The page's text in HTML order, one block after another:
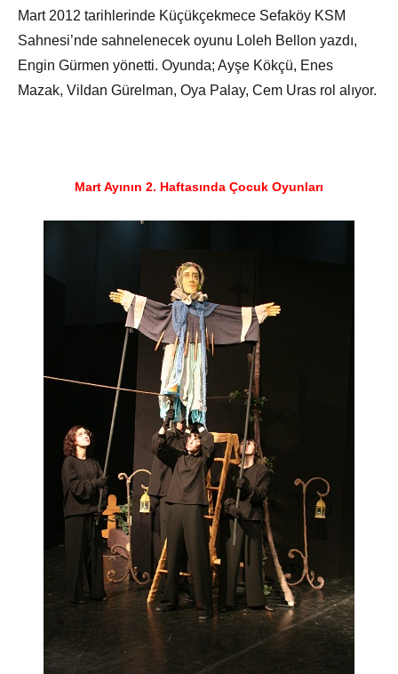
Mart 2012 tarihlerinde Küçükçekmece Sefaköy KSM
Sahnesi’nde sahnelenecek oyunu Loleh Bellon yazdı,
Engin Gürmen yönetti. Oyunda; Ayşe Kökçü, Enes
Mazak, Vildan Gürelman, Oya Palay, Cem Uras rol alıyor.
Mart Ayının 2. Haftasında Çocuk Oyunları